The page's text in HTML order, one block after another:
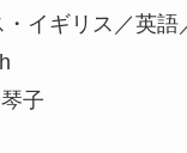
イギリス／英語
子